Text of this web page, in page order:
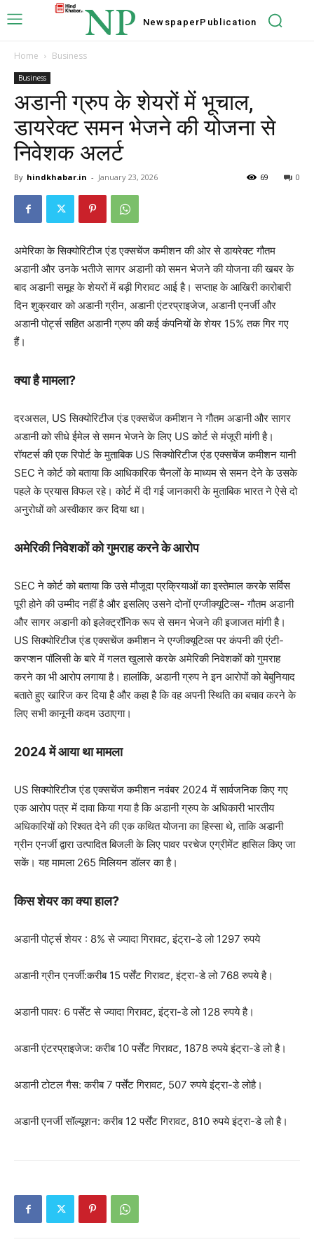
NP NewspaperPublication
Home Business
Business
अडानी ग्रुप के शेयरों में भूचाल,
डायरेक्ट समन भेजने की योजना से
निवेशक अलर्ट
By hindkhabar.in - January 23, 2026 0
69
अमेरिका के सिक्योरिटीज एंड एक्सचेंज कमीशन की ओर से डायरेक्ट गौतम
अडानी और उनके भतीजे सागर अडानी को समन भेजने की योजना की खबर के
बाद अडानी समूह के शेयरों में बड़ी गिरावट आई है। सप्ताह के आखिरी कारोबारी
दिन शुक्रवार को अडानी ग्रीन, अडानी एंटरप्राइजेज, अडानी एनर्जी और
अडानी पोर्ट्स सहित अडानी ग्रुप की कई कंपनियों के शेयर 15% तक गिर गए
हैं।
क्या है मामला?
दरअसल, US सिक्योरिटीज एंड एक्सचेंज कमीशन ने गौतम अडानी और सागर
अडानी को सीधे ईमेल से समन भेजने के लिए US कोर्ट से मंजूरी मांगी है।
रॉयटर्स की एक रिपोर्ट के मुताबिक US सिक्योरिटीज एंड एक्सचेंज कमीशन यानी
SEC ने कोर्ट को बताया कि आधिकारिक चैनलों के माध्यम से समन देने के उसके
पहले के प्रयास विफल रहे। कोर्ट में दी गई जानकारी के मुताबिक भारत ने ऐसे दो
अनुरोधों को अस्वीकार कर दिया था।
अमेरिकी निवेशकों को गुमराह करने के आरोप
SEC ने कोर्ट को बताया कि उसे मौजूदा प्रक्रियाओं का इस्तेमाल करके सर्विस
पूरी होने की उम्मीद नहीं है और इसलिए उसने दोनों एग्जीक्यूटिव्स- गौतम अडानी
और सागर अडानी को इलेक्ट्रॉनिक रूप से समन भेजने की इजाजत मांगी है।
US सिक्योरिटीज एंड एक्सचेंज कमीशन ने एग्जीक्यूटिव्स पर कंपनी की एंटी-
करप्शन पॉलिसी के बारे में गलत खुलासे करके अमेरिकी निवेशकों को गुमराह
करने का भी आरोप लगाया है। हालांकि, अडानी ग्रुप ने इन आरोपों को बेबुनियाद
बताते हुए खारिज कर दिया है और कहा है कि वह अपनी स्थिति का बचाव करने के
लिए सभी कानूनी कदम उठाएगा।
2024 में आया था मामला
US सिक्योरिटीज एंड एक्सचेंज कमीशन नवंबर 2024 में सार्वजनिक किए गए
एक आरोप पत्र में दावा किया गया है कि अडानी ग्रुप के अधिकारी भारतीय
अधिकारियों को रिश्वत देने की एक कथित योजना का हिस्सा थे, ताकि अडानी
ग्रीन एनर्जी द्वारा उत्पादित बिजली के लिए पावर परचेज एग्रीमेंट हासिल किए जा
सकें। यह मामला 265 मिलियन डॉलर का है।
किस शेयर का क्या हाल?
अडानी पोर्ट्स शेयर : 8% से ज्यादा गिरावट, इंट्रा-डे लो 1297 रुपये
अडानी ग्रीन एनर्जी:करीब 15 पर्सेंट गिरावट, इंट्रा-डे लो 768 रुपये है।
अडानी पावर: 6 पर्सेंट से ज्यादा गिरावट, इंट्रा-डे लो 128 रुपये है।
अडानी एंटरप्राइजेज: करीब 10 पर्सेंट गिरावट, 1878 रुपये इंट्रा-डे लो है।
अडानी टोटल गैस: करीब 7 पर्सेंट गिरावट, 507 रुपये इंट्रा-डे लोहै।
अडानी एनर्जी सॉल्यूशन: करीब 12 पर्सेंट गिरावट, 810 रुपये इंट्रा-डे लो है।